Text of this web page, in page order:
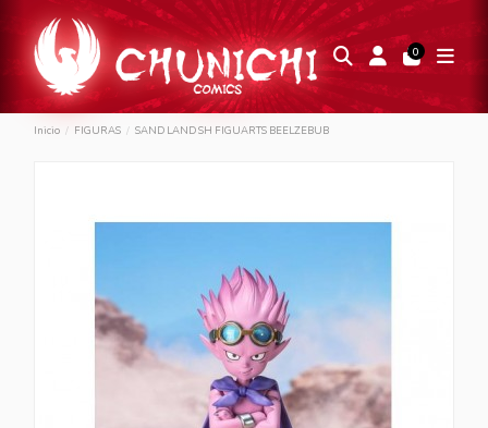
0
Inicio FIGURAS SAND LAND SH FIGUARTS BEELZEBUB